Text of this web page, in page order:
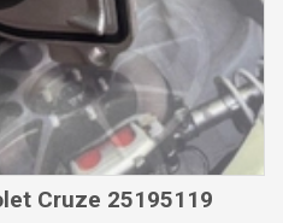
Cruze 25195119